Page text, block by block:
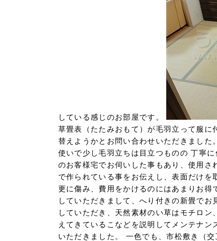
している感じのお部屋です。
草畳表（たたみおもて）が毛羽立って服に
替えようかとお問い合わせいただきまし
使いで少し毛羽立ちは目立つものの 丁寧
のお客様宅でお伺いした事もあり、使用
で作られている事をお伝えし、表面だけを
更に傷み、費用をかけるのにはあまりお
していただきまして、へり付きの新畳で
していただき、天然素材のい草はモチロ
えてきているこなどを説明してメンテナ
いただきました。 一色でも、市松敷き（